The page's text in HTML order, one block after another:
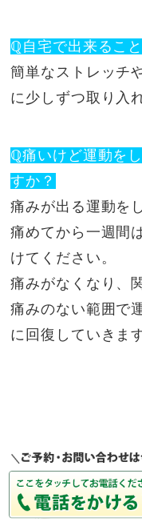
ℚ自宅で出来るこ
簡単なストレッチ
に少しずつ取り入
ℚ痛いけど運動を
すか？
痛みが出る運動を
痛めてから一週間
けてください。
痛みがなくなり、
痛みのない範囲で
に回復していきます